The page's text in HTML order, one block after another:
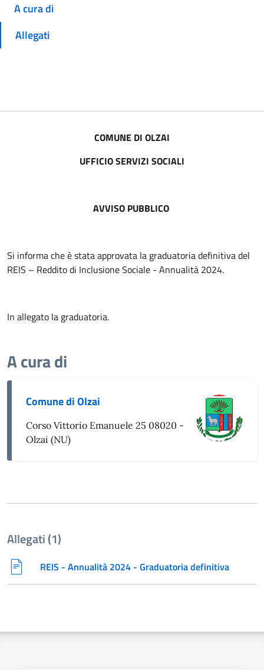
A cura di
Allegati
COMUNE DI OLZAI
UFFICIO SERVIZI SOCIALI
AVVISO PUBBLICO
Si informa che è stata approvata la graduatoria definitiva del
REIS – Reddito di Inclusione Sociale - Annualità 2024.
In allegato la graduatoria.
A cura di
Comune di Olzai
Corso Vittorio Emanuele 25 08020 -
Olzai (NU)
Allegati (1)
REIS - Annualità 2024 - Graduatoria definitiva